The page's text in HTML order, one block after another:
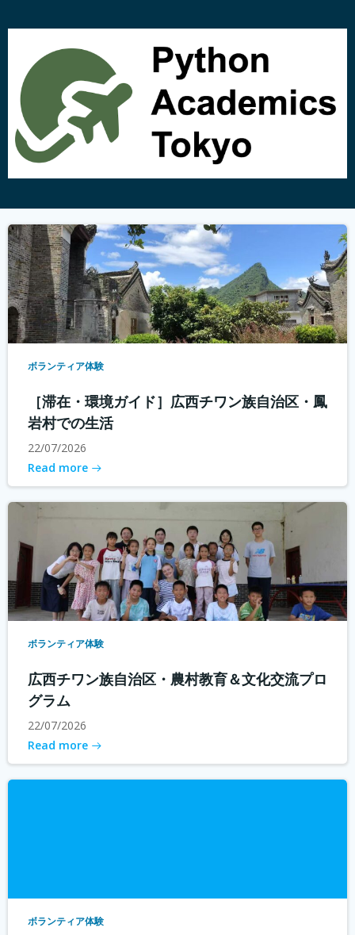
ン
ン
ツ
へ
キ
ッ
プ
ボランティア体験
［滞在・環境ガイド］広西チワン族自治区・鳳
岩村での生活
22/07/2026
Read more
ボランティア体験
広西チワン族自治区・農村教育＆文化交流プロ
グラム
22/07/2026
Read more
ボランティア体験